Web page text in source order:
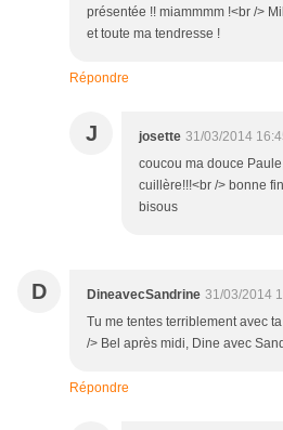
présentée !! miammmm !<br />
et toute ma tendresse !
Répondre
J josette 31/03/2014
coucou ma douce
cuillère!!!<br /> bonne
bisous
D DineavecSandrine 31/03/2014
Tu me tentes terriblement avec
/> Bel après midi, Dine avec
Répondre